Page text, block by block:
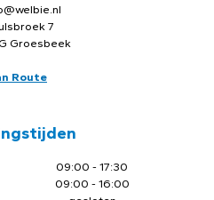
7
Groesbeek
Route
09:00 - 17:30
09:00 - 16:00